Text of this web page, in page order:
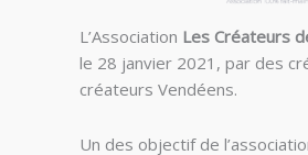
L’Association Les Créateurs
le 28 janvier 2021, par des
créateurs Vendéens.
Un des objectif de